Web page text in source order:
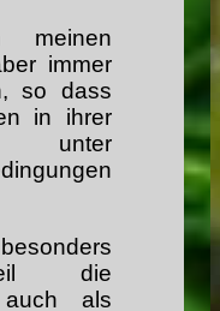
meinen
immer
so dass
in ihrer
unter
die
auch als